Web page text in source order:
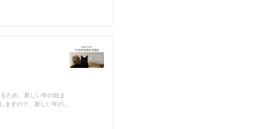
ため、新しい年の始ま
すので、新しい年の...